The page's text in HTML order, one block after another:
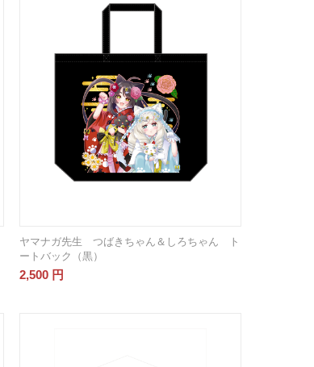
ヤマナガ先生 つばきちゃん＆しろちゃん ト
ートバック（黒）
2,500 円